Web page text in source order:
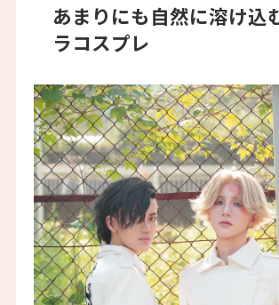
あまりにも自然に溶け込
ラコスプレ